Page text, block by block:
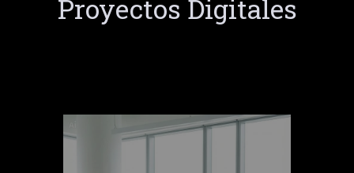
Proyectos Digitales